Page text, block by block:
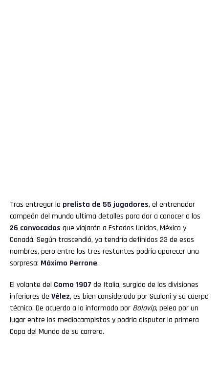
Tras entregar la prelista de 55 jugadores, el entrenador
campeón del mundo ultima detalles para dar a conocer a los
26 convocados que viajarán a Estados Unidos, México y
Canadá. Según trascendió, ya tendría definidos 23 de esos
nombres, pero entre los tres restantes podría aparecer una
sorpresa: Máximo Perrone.
El volante del Como 1907 de Italia, surgido de las divisiones
inferiores de Vélez, es bien considerado por Scaloni y su cuerpo
técnico. De acuerdo a lo informado por Bolavip, pelea por un
lugar entre los mediocampistas y podría disputar la primera
Copa del Mundo de su carrera.